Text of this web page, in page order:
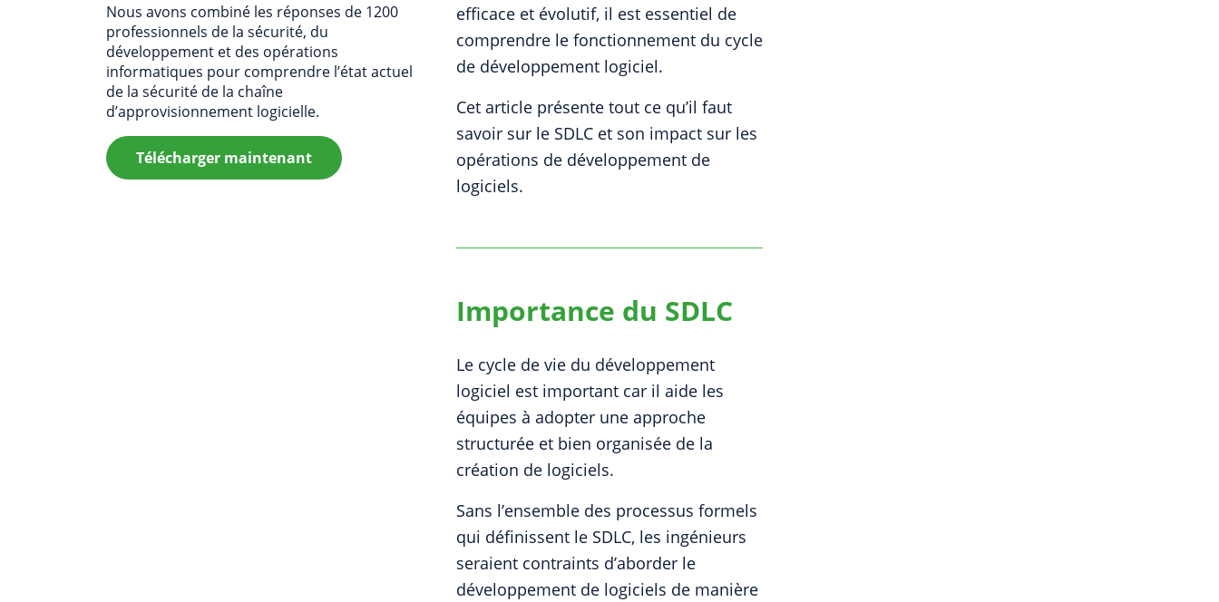
Nous avons combiné les réponses de 1200
professionnels de la sécurité, du
développement et des opérations
informatiques pour comprendre l’état actuel
de la sécurité de la chaîne
d’approvisionnement logicielle.
Télécharger maintenant
efficace et évolutif, il est essentiel de
comprendre le fonctionnement du cycle
de développement logiciel.
Cet article présente tout ce qu’il faut
savoir sur le SDLC et son impact sur les
opérations de développement de
logiciels.
Importance du SDLC
Le cycle de vie du développement
logiciel est important car il aide les
équipes à adopter une approche
structurée et bien organisée de la
création de logiciels.
Sans l’ensemble des processus formels
qui définissent le SDLC, les ingénieurs
seraient contraints d’aborder le
développement de logiciels de manière